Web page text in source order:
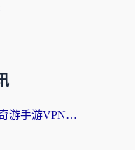
ChickCN VPN好用吗？和奇游手游VPN对比哪个回国效果更好？海外党亲测实用指南